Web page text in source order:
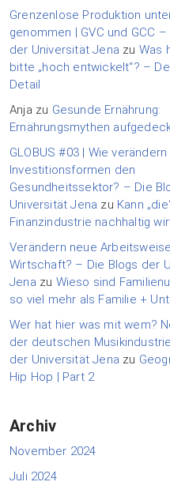
Grenzenlose Produktion
genommen | GVC und GCC
der Universität Jena zu Was
bitte „hoch entwickelt“? –
Detail
Anja zu Gesunde Ernährung:
Ernährungsmythen
GLOBUS #03 | Wie
Investitionsformen den
Gesundheitssektor? – Die
Universität Jena zu Kann
Finanzindustrie nachhaltig
Verändern neue
Wirtschaft? – Die Blogs der
Jena zu Wieso sind
so viel mehr als Familie +
Wer hat hier was mit wem?
der deutschen
der Universität Jena zu
Hip Hop | Part 2
Archiv
November 2024
Juli 2024